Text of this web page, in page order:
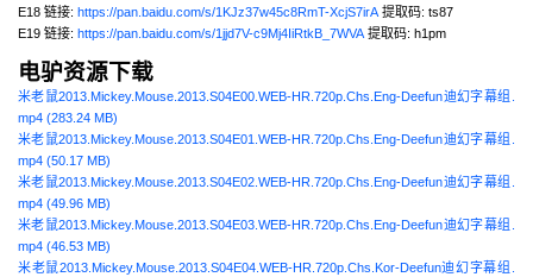
E18 链接: https://pan.baidu.com/s/1KJz37w45c8RmT-XcjS7irA提取码: ts87
E19 链接: https://pan.baidu.com/s/1jjd7V-c9Mj4IiRtkB_7WVA提取码: h1pm
电驴资源下载
米老鼠2013.Mickey.Mouse.2013.S04E00.WEB-HR.720p.Chs.Eng-Deefun迪幻字幕组.
mp4 (283.24 MB)
米老鼠2013.Mickey.Mouse.2013.S04E01.WEB-HR.720p.Chs.Eng-Deefun迪幻字幕组.
mp4 (50.17 MB)
米老鼠2013.Mickey.Mouse.2013.S04E02.WEB-HR.720p.Chs.Eng-Deefun迪幻字幕组.
mp4 (49.96 MB)
米老鼠2013.Mickey.Mouse.2013.S04E03.WEB-HR.720p.Chs.Eng-Deefun迪幻字幕组.
mp4 (46.53 MB)
米老鼠2013.Mickey.Mouse.2013.S04E04.WEB-HR.720p.Chs.Kor-Deefun迪幻字幕组.